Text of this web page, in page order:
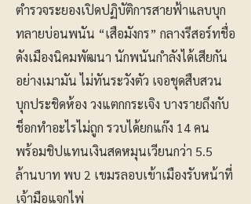
ตำรวจระยองเปิดปฏิบัติการสายฟ้าแลบบุก
ทลายบ่อนพนัน “เสือมังกร” กลางรีสอร์ทชื่อ
ดังเมืองนิคมพัฒนา นักพนันกำลังได้เสียกัน
อย่างเมามัน ไม่ทันระวังตัว เจอชุดสืบสวน
บุกประชิดห้อง วงแตกกระเจิง บางรายถึงกับ
ช็อกทำอะไรไม่ถูก รวบได้ยกแก๊ง 14 คน
พร้อมชิปแทนเงินสดหมุนเวียนกว่า 5.5
ล้านบาท พบ 2 เขมรลอบเข้าเมืองรับหน้าที่
เจ้ามือแจกไพ่